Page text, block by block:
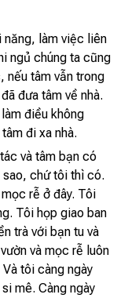
năng, làm việc liên
ngủ chúng ta cũng
nếu tâm vẫn trong
đưa tâm về nhà.
điều không
đi xa nhà.
và tâm bạn có
chứ tôi thì có.
rễ ở đây. Tôi
Tôi họp giao ban
trà với bạn tu và
và mọc rễ luôn
Và tôi càng ngày
mê. Càng ngày